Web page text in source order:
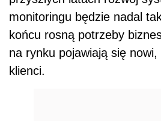
monitoringu będzie nadal
końcu rosną potrzeby
na rynku pojawiają się
klienci.